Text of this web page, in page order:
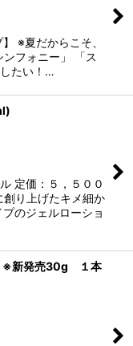
※夏だからこそ、
フォニー」 「ス
たい！…
定価：５，５００
り上げたキメ細か
のジェルローショ
※新発売30g １本